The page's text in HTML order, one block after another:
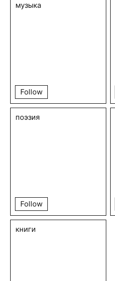
музыка
Follow
поэзия
Follow
книги